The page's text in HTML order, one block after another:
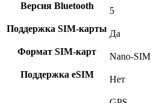
Версия Bluetooth
5
Поддержка SIM-карты Да
Формат SIM-карт
Nano-SIM
Поддержка eSIM
Нет